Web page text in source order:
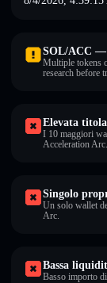
SOL/ACC —
Multiple tokens
research before
Elevata
I 10 maggiori
Acceleration Arc.
Singolo
Un solo wallet
Arc.
Bassa
Basso importo